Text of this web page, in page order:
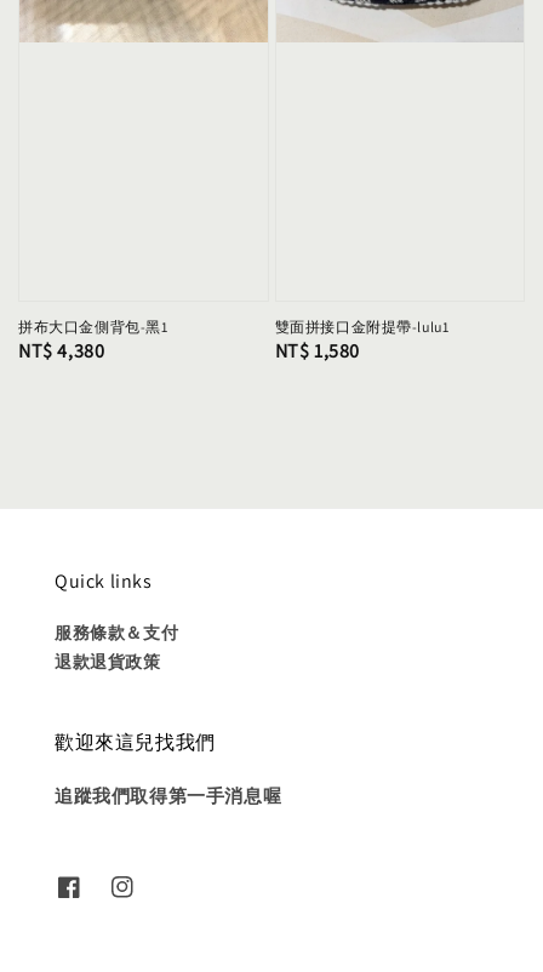
拼布大口金側背包-黑1
Regular
NT$ 4,380
雙面拼接口金附提帶-lulu1
Regular
NT$ 1,580
Quick links
服務條款＆支付
退款退貨政策
歡迎來這兒找我們
追蹤我們取得第一手消息喔